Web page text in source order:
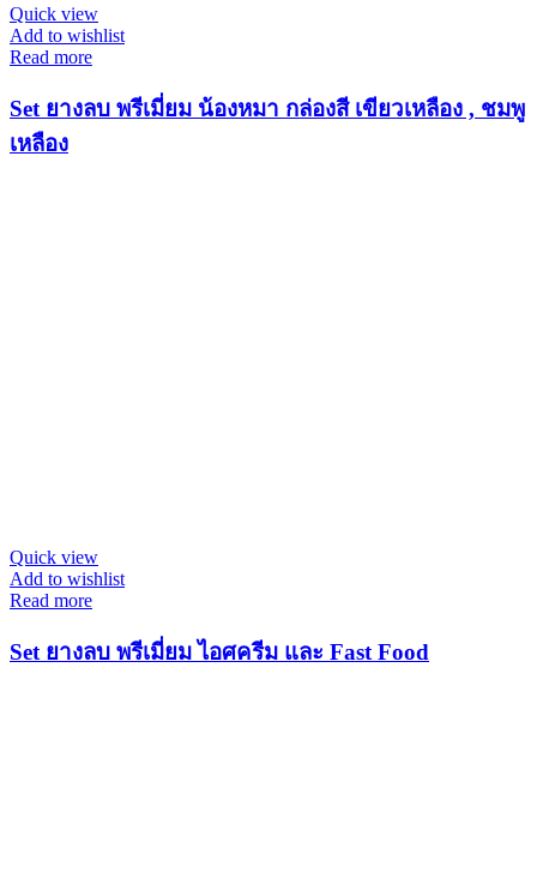
Quick view
Add to wishlist
Read more
Set ยางลบ พรีเมี่ยม น้องหมา กล่องสี เขียวเหลือง , ชมพู
เหลือง
Quick view
Add to wishlist
Read more
Set ยางลบ พรีเมี่ยม ไอศครีม และ Fast Food